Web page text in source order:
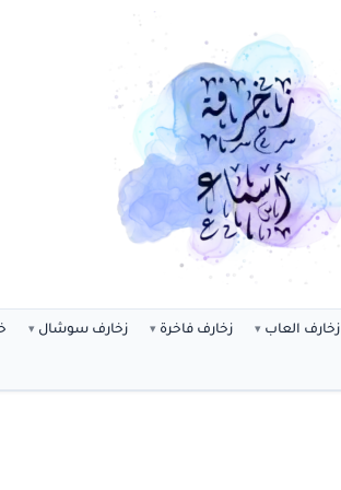
زخارف العاب زخارف فاخرة زخارف سوشال